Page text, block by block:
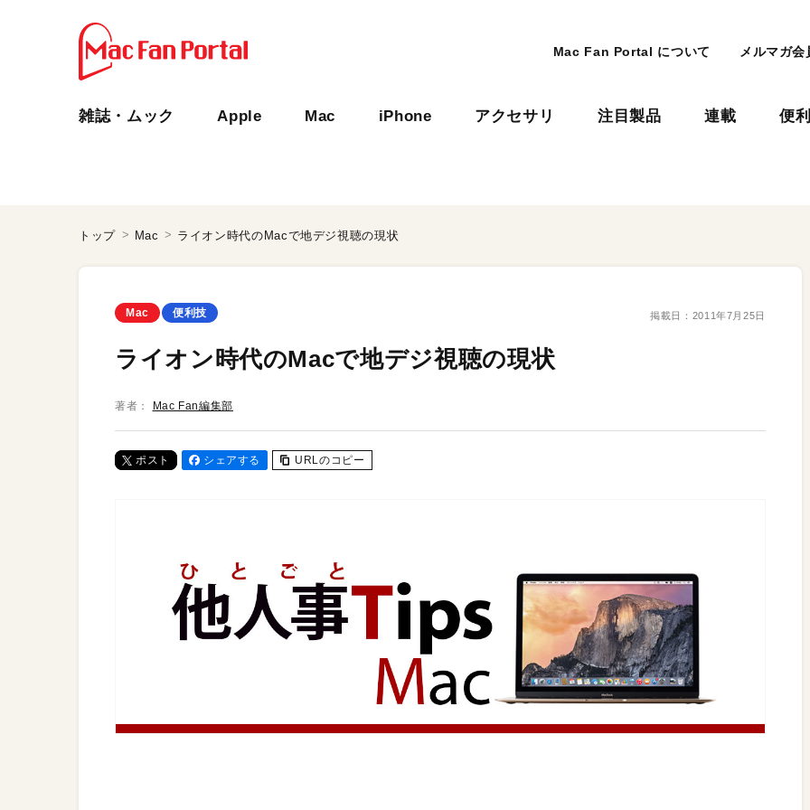
Mac Fan Portal について メルマガ会
雑誌・ムック Apple Mac iPhone アクセサリ 注目製品 連載 便
トップ Mac ライオン時代のMacで地デジ視聴の現状
Mac 便利技 掲載日： 2011年7月25日
ライオン時代のMacで地デジ視聴の現状
著者： Mac Fan編集部
ポスト シェアする URLのコピー